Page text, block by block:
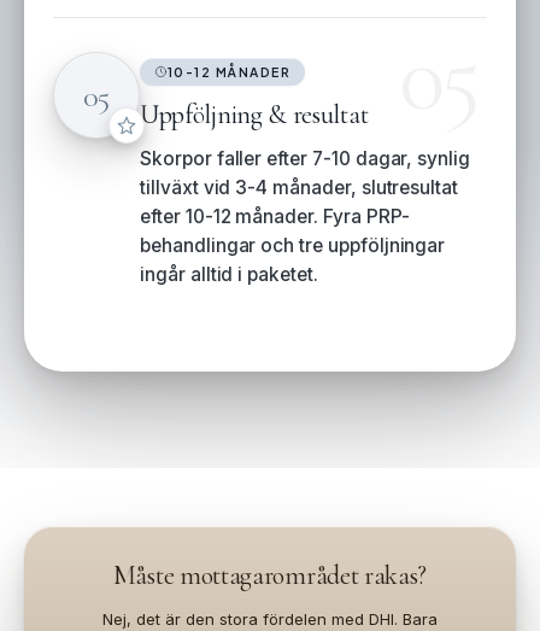
05
10-12 MÅNADER
Uppföljning & resultat
Skorpor faller efter 7-10 dagar, synlig
tillväxt vid 3-4 månader, slutresultat
efter 10-12 månader. Fyra PRP-
behandlingar och tre uppföljningar
ingår alltid i paketet.
Måste mottagarområdet rakas?
Nej, det är den stora fördelen med DHI. Bara